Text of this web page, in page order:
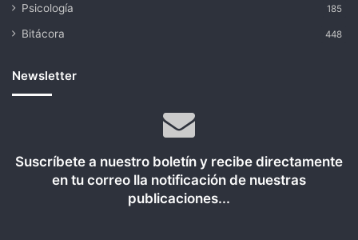
Psicología 185
Bitácora 448
Newsletter
Suscríbete a nuestro boletín y recibe directamente
en tu correo lla notificación de nuestras
publicaciones...